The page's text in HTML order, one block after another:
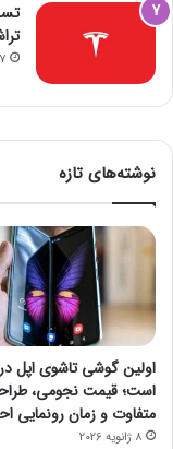
7 سپتامبر 2021
نوشته‌های تازه
اولین گوشی تاشوی اپل در
است؛ قیمت نجومی،
متفاوت و زمان رونمایی
8 ژانویه 2026